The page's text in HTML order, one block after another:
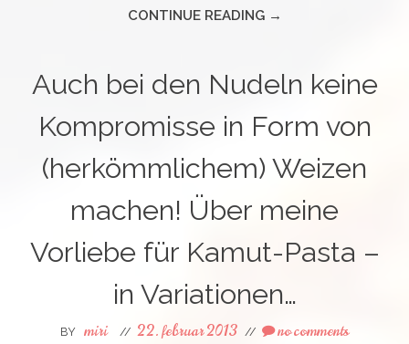
CONTINUE READING →
Auch bei den Nudeln keine
Kompromisse in Form von
(herkömmlichem) Weizen
machen! Über meine
Vorliebe für Kamut-Pasta –
in Variationen…
BY miri // 22. februar 2013 // no comments